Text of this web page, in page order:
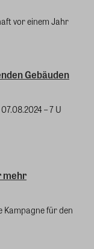
vor einem Jahr
Gebäuden
– 7 U
mehr
Kampagne für den